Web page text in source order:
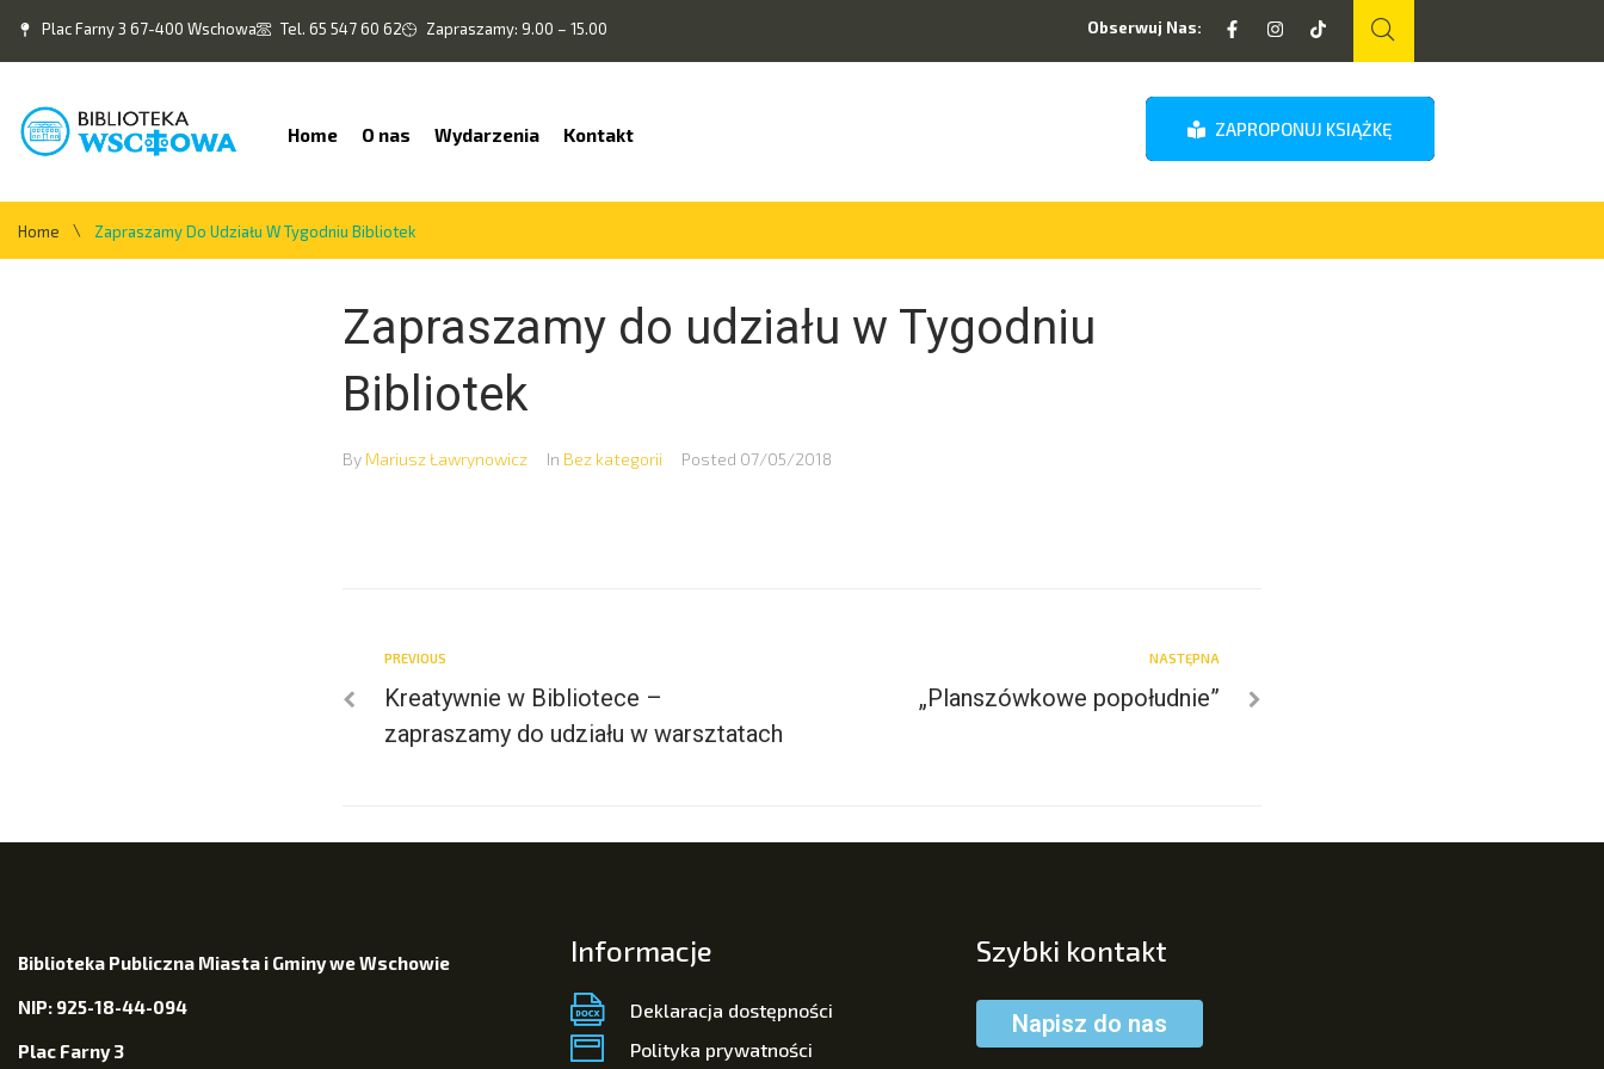
Plac Farny 3 67-400 Wschowa Tel. 65 547 60 62 Zapraszamy: 9.00 – 15.00 Obserwuj Nas:
Home O nas Wydarzenia Kontakt ZAPROPONUJ KSIĄŻKĘ
Home \ Zapraszamy Do Udziału W Tygodniu Bibliotek
Zapraszamy do udziału w Tygodniu
Bibliotek
By Mariusz Ławrynowicz In Bez kategorii Posted 07/05/2018
PREVIOUS
Kreatywnie w Bibliotece –
zapraszamy do udziału w warsztatach
NASTĘPNA
„Planszówkowe popołudnie”
Biblioteka Publiczna Miasta i Gminy we Wschowie
NIP: 925-18-44-094
Plac Farny 3
Informacje
Deklaracja dostępności
Polityka prywatności
Szybki kontakt
Napisz do nas